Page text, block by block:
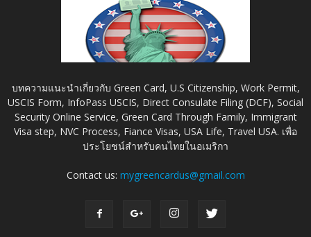
บทความแนะนำเกี่ยวกับ Green Card, U.S Citizenship, Work Permit,
USCIS Form, InfoPass USCIS, Direct Consulate Filing (DCF), Social
Security Online Service, Green Card Through Family, Immigrant
Visa step, NVC Process, Fiance Visas, USA Life, Travel USA. เพื่อ
ประโยชน์สำหรับคนไทยในอเมริกา
Contact us: mygreencardus@gmail.com